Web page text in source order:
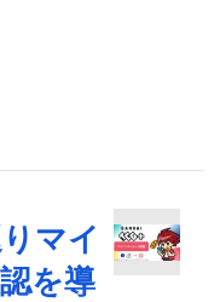
マイ
を導